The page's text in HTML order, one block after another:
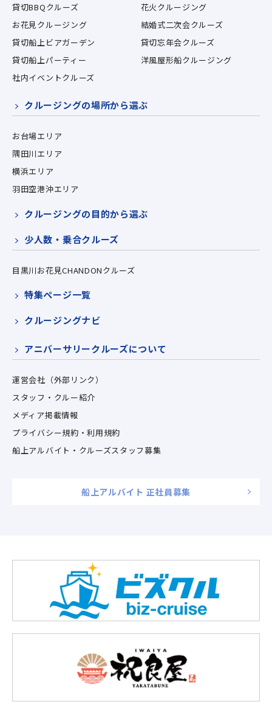
貸切BBQクルーズ
花火クルージング
お花見クルージング
結婚式二次会クルーズ
貸切船上ビアガーデン
貸切忘年会クルーズ
貸切船上パーティー
洋風屋形船クルージング
社内イベントクルーズ
クルージングの場所から選ぶ
お台場エリア
隅田川エリア
横浜エリア
羽田空港沖エリア
クルージングの目的から選ぶ
少人数・乗合クルーズ
目黒川お花見CHANDONクルーズ
特集ページ一覧
クルージングナビ
アニバーサリークルーズについて
運営会社（外部リンク）
スタッフ・クルー紹介
メディア掲載情報
プライバシー規約・利用規約
船上アルバイト・クルーズスタッフ募集
船上アルバイト 正社員募集